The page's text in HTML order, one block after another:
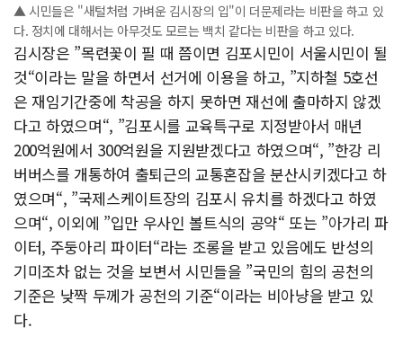
▲ 시민들은 "새털처럼 가벼운 김시장의 입"이 더문제라는 비판을 하고 있
다. 정치에 대해서는 아무것도 모르는 백치 같다는 비판을 하고 있다.
김시장은 ”목련꽃이 필 때 쯤이면 김포시민이 서울시민이 될
것“이라는 말을 하면서 선거에 이용을 하고, ”지하철 5호선
은 재임기간중에 착공을 하지 못하면 재선에 출마하지 않겠
다고 하였으며“, ”김포시를 교육특구로 지정받아서 매년
200억원에서 300억원을 지원받겠다고 하였으며“, ”한강 리
버버스를 개통하여 출퇴근의 교통혼잡을 분산시키겠다고 하
였으며“, ”국제스케이트장의 김포시 유치를 하겠다고 하였
으며“, 이외에 ”입만 우사인 볼트식의 공약“ 또는 ”아가리 파
이터, 주둥아리 파이터“라는 조롱을 받고 있음에도 반성의
기미조차 없는 것을 보변서 시민들을 ”국민의 힘의 공천의
기준은 낮짝 두께가 공천의 기준“이라는 비아냥을 받고 있
다.